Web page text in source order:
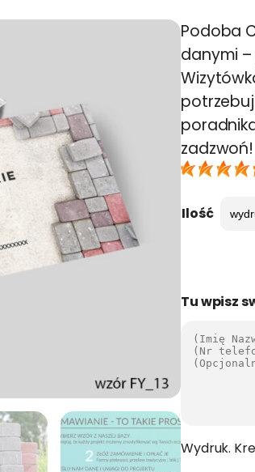
Podoba
danymi
Ilość
Tu wpisz
Wydruk.